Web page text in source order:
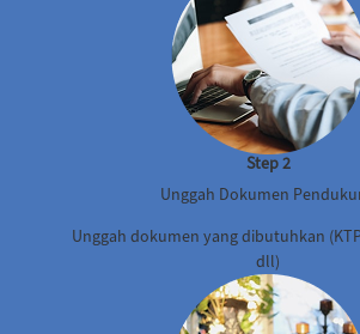
Step 2
Unggah Dokumen
Unggah dokumen yang dibutuhkan
dll)